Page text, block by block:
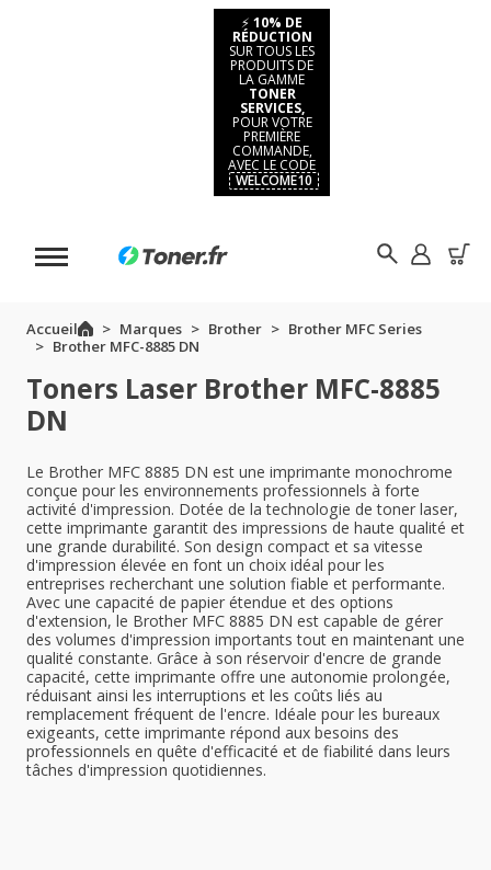
⚡ 10% DE
RÉDUCTION
SUR TOUS LES
PRODUITS DE
LA GAMME
TONER
SERVICES,
POUR VOTRE
PREMIÈRE
COMMANDE,
AVEC LE CODE
WELCOME10
Accueil Marques Brother
Brother MFC Series
Brother MFC-8885 DN
Toners Laser Brother MFC-8885
DN
Le Brother MFC 8885 DN est une imprimante monochrome
conçue pour les environnements professionnels à forte
activité d'impression. Dotée de la technologie de toner laser,
cette imprimante garantit des impressions de haute qualité et
une grande durabilité. Son design compact et sa vitesse
d'impression élevée en font un choix idéal pour les
entreprises recherchant une solution fiable et performante.
Avec une capacité de papier étendue et des options
d'extension, le Brother MFC 8885 DN est capable de gérer
des volumes d'impression importants tout en maintenant une
qualité constante. Grâce à son réservoir d'encre de grande
capacité, cette imprimante offre une autonomie prolongée,
réduisant ainsi les interruptions et les coûts liés au
remplacement fréquent de l'encre. Idéale pour les bureaux
exigeants, cette imprimante répond aux besoins des
professionnels en quête d'efficacité et de fiabilité dans leurs
tâches d'impression quotidiennes.